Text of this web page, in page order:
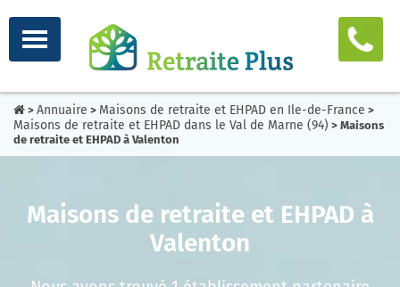
> Annuaire > Maisons de retraite et EHPAD en Ile-de-France >
Maisons de retraite et EHPAD dans le Val de Marne (94) > Maisons
de retraite et EHPAD à Valenton
Maisons de retraite et EHPAD à
Valenton